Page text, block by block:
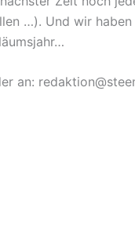
…). Und wir
an: